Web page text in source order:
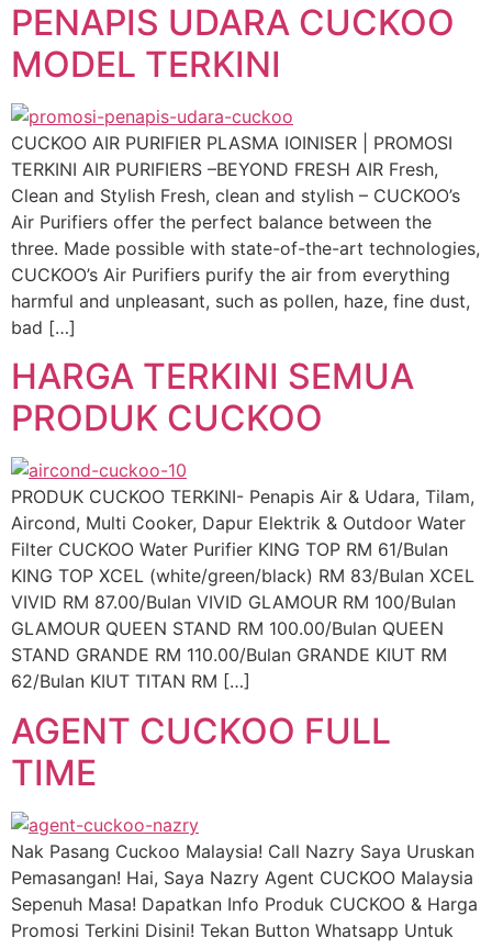
PENAPIS UDARA CUCKOO
MODEL TERKINI
CUCKOO AIR PURIFIER PLASMA IOINISER | PROMOSI
TERKINI AIR PURIFIERS –BEYOND FRESH AIR Fresh,
Clean and Stylish Fresh, clean and stylish – CUCKOO’s
Air Purifiers offer the perfect balance between the
three. Made possible with state-of-the-art technologies,
CUCKOO’s Air Purifiers purify the air from everything
harmful and unpleasant, such as pollen, haze, fine dust,
bad […]
HARGA TERKINI SEMUA
PRODUK CUCKOO
PRODUK CUCKOO TERKINI- Penapis Air & Udara, Tilam,
Aircond, Multi Cooker, Dapur Elektrik & Outdoor Water
Filter CUCKOO Water Purifier KING TOP RM 61/Bulan
KING TOP XCEL (white/green/black) RM 83/Bulan XCEL
VIVID RM 87.00/Bulan VIVID GLAMOUR RM 100/Bulan
GLAMOUR QUEEN STAND RM 100.00/Bulan QUEEN
STAND GRANDE RM 110.00/Bulan GRANDE KIUT RM
62/Bulan KIUT TITAN RM […]
AGENT CUCKOO FULL
TIME
Nak Pasang Cuckoo Malaysia! Call Nazry Saya Uruskan
Pemasangan! Hai, Saya Nazry Agent CUCKOO Malaysia
Sepenuh Masa! Dapatkan Info Produk CUCKOO & Harga
Promosi Terkini Disini! Tekan Button Whatsapp Untuk